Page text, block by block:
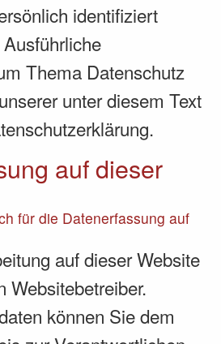
identifiziert
Thema Datenschutz
unter diesem Text
auf dieser
für die Datenerfassung auf
auf dieser Website
Websitebetreiber.
können Sie dem